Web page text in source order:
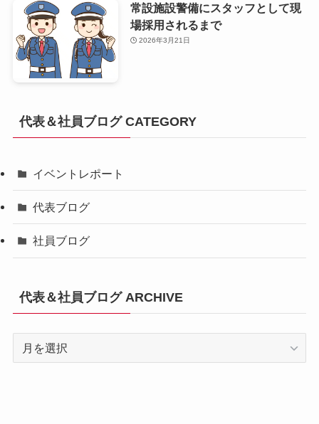
常設施設警備にスタッフとして現
場採用されるまで
2026年3月21日
代表＆社員ブログ CATEGORY
イベントレポート
代表ブログ
社員ブログ
代表＆社員ブログ ARCHIVE